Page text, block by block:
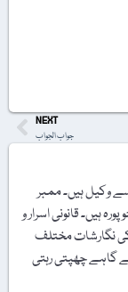
NEXT
جواب الجواب
وکیل ہیں۔ ‫ممبر
ہیں۔ قانونی اسرار و
کی نگارشات مختلف
گاہے چھپتی رہتی